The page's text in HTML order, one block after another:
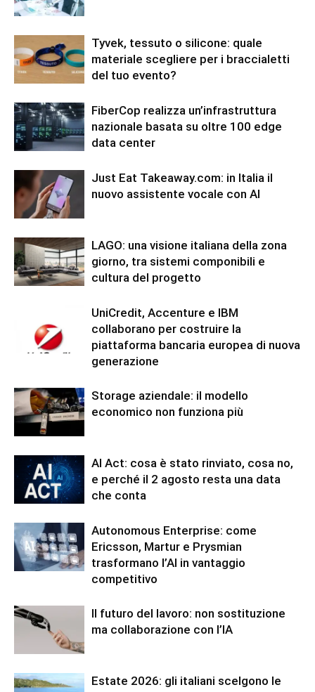
Tyvek, tessuto o silicone: quale
materiale scegliere per i braccialetti
del tuo evento?
FiberCop realizza un’infrastruttura
nazionale basata su oltre 100 edge
data center
Just Eat Takeaway.com: in Italia il
nuovo assistente vocale con AI
LAGO: una visione italiana della zona
giorno, tra sistemi componibili e
cultura del progetto
UniCredit, Accenture e IBM
collaborano per costruire la
piattaforma bancaria europea di nuova
generazione
Storage aziendale: il modello
economico non funziona più
AI Act: cosa è stato rinviato, cosa no,
e perché il 2 agosto resta una data
che conta
Autonomous Enterprise: come
Ericsson, Martur e Prysmian
trasformano l’AI in vantaggio
competitivo
Il futuro del lavoro: non sostituzione
ma collaborazione con l’IA
Estate 2026: gli italiani scelgono le